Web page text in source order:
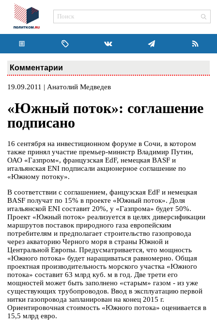
Комментарии
19.09.2011 | Анатолий Медведев
«Южный поток»: соглашение
подписано
16 сентября на инвестиционном форуме в Сочи, в котором
также принял участие премьер-министр Владимир Путин,
ОАО «Газпром«, французская EdF, немецкая BASF и
итальянская ENI подписали акционерное соглашение по
«Южному потоку».
В соответствии с соглашением, фанцузская EdF и немецкая
BASF получат по 15% в проекте «Южный поток». Доля
итальянской ENI составит 20%, у «Газпрома» будет 50%.
Проект «Южный поток» реализуется в целях диверсификации
маршрутов поставок природного газа европейским
потребителям и предполагает строительство газопровода
через акваторию Черного моря в страны Южной и
Центральной Европы. Предусматривается, что мощность
«Южного потока» будет наращиваться равномерно. Общая
проектная производительность морского участка «Южного
потока» составит 63 млрд куб. м в год. Две трети его
мощностей может быть заполнено «старым» газом - из уже
существующих трубопроводов. Ввод в эксплуатацию первой
нитки газопровода запланирован на конец 2015 г.
Ориентировочная стоимость «Южного потока» оценивается в
15,5 млрд евро.